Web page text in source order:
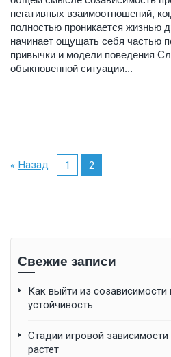
негативных взаимоотношений,
полностью проникается жизнью
начинает ощущать себя частью
привычки и модели поведения
обыкновенной ситуации...
Назад 1 2
Свежие записи
Как выйти из созависимости
устойчивость
Стадии игровой
растет